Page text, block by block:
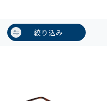
絞り込み